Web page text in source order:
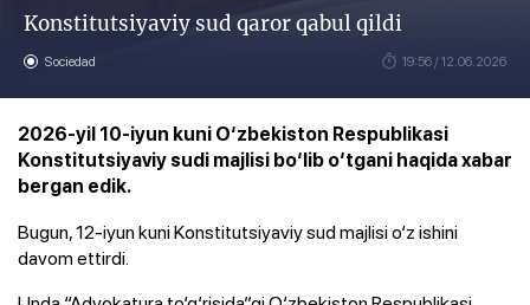
Konstitutsiyaviy sud qaror qabul qildi
Sociedad 19:56 / 12.06.2026
2026-yil 10-iyun kuni O‘zbekiston Respublikasi
Konstitutsiyaviy sudi majlisi bo‘lib o‘tgani haqida xabar
bergan edik.
Bugun, 12-iyun kuni Konstitutsiyaviy sud majlisi o‘z ishini
davom ettirdi.